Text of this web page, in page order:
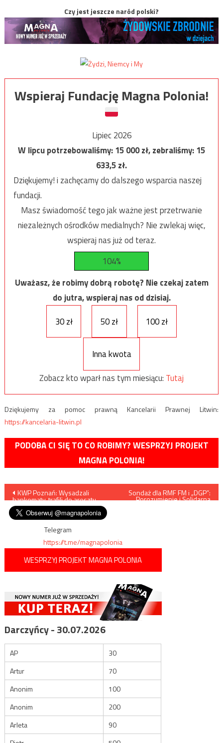
Czy jest jeszcze naród polski?
Wspieraj Fundację Magna Polonia!
Lipiec 2026
W lipcu potrzebowaliśmy:15 000zł, zebraliśmy:15
633,5zł.
Dziękujemy! i zachęcamy do dalszego wsparcia naszej
fundacji.
Masz świadomość tego jak ważne jest przetrwanie
niezależnych ośrodków medialnych? Nie zwlekaj więc,
wspieraj nas już od teraz.
104%
Uważasz, że robimy dobrą robotę? Nie czekaj zatem
do jutra, wspieraj nas od dzisiaj.
30 zł
50 zł 100 zł
Inna kwota
Zobacz kto wparł nas tym miesiącu: Tutaj
Dziękujemy za pomoc prawną Kancelarii Prawnej Litwin:
https://kancelaria-litwin.pl
PODOBA CI SIĘ TO CO ROBIMY? WESPRZYJ PROJEKT
MAGNA POLONIA!
Nawigacja
wpisu
KWP Poznań: Wysadzali
bankomaty, trafili do aresztu
Sondaż dla RMF FM i „DGP”:
Porozumienie i Solidarna
Telegram
https://t.me/magnapolonia
WESPRZYJ PROJEKT MAGNA POLONIA
Darczyńcy - 30.07.2026
AP
30
Artur
70
Anonim
100
Anonim
200
Arleta
90